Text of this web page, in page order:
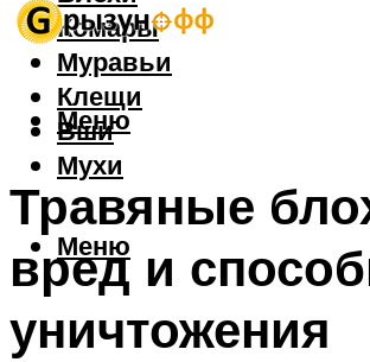
Комары
Муравьи
Клещи
Вши
Мухи
Меню
Меню
Травяные
вред и
уничтожения